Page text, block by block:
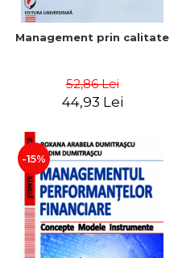
Management prin calitate
52,86 Lei
44,93 Lei
-15%